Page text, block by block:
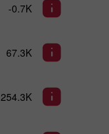
-0.7K
67.3K
254.3K